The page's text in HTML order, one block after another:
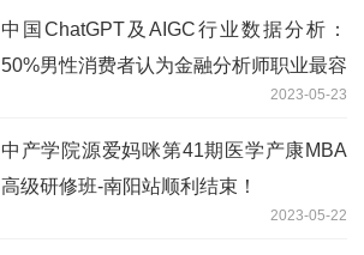
中国ChatGPT及AIGC行业数据分析：
50%男性消费者认为金融分析师职业最容
2023-05-23
中产学院源爱妈咪第41期医学产康MBA
高级研修班-南阳站顺利结束！
2023-05-22